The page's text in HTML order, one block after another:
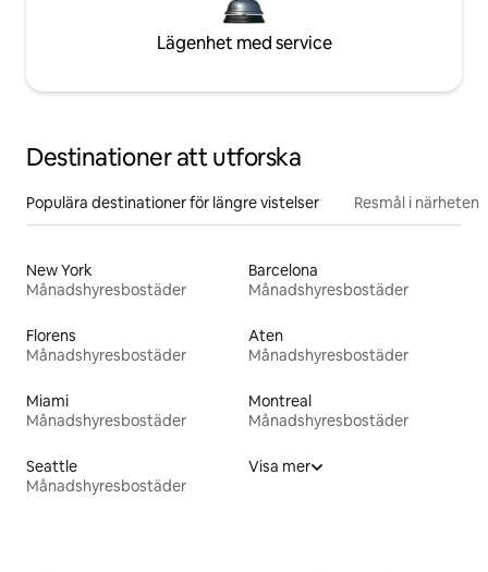
Lägenhet med service
Destinationer att utforska
Populära destinationer för längre vistelser Resmål i närheten
New York
Månadshyresbostäder
Barcelona
Månadshyresbostäder
Florens
Månadshyresbostäder
Aten
Månadshyresbostäder
Miami
Månadshyresbostäder
Montreal
Månadshyresbostäder
Seattle
Månadshyresbostäder
Visa mer